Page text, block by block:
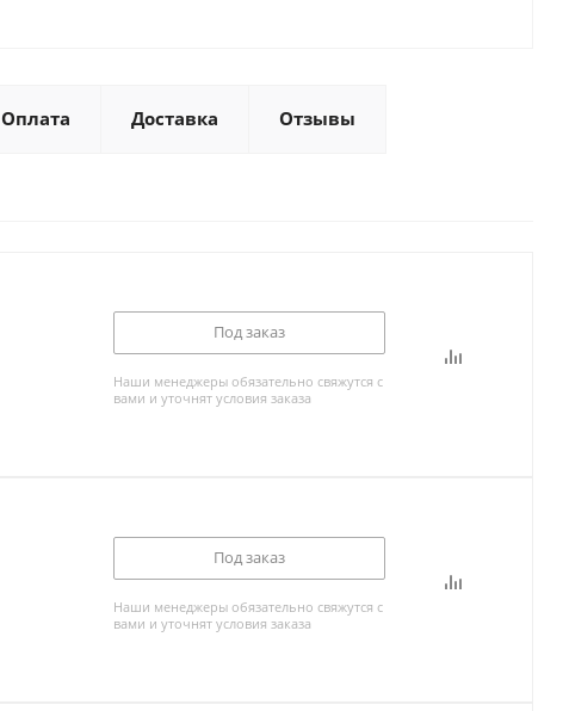
Оплата Доставка Отзывы
Под заказ
Наши менеджеры обязательно свяжутся с
вами и уточнят условия заказа
Под заказ
Наши менеджеры обязательно свяжутся с
вами и уточнят условия заказа